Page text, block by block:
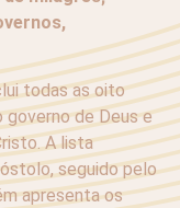
todas as oito
de Deus e
A lista
seguido pelo
apresenta os